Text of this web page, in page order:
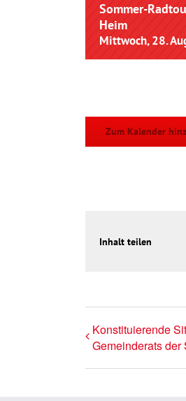
Sommer-
Heim
Mittwoch, 28.
Zum Kalender
Inhalt teilen
Konstituierende
Gemeinderats der